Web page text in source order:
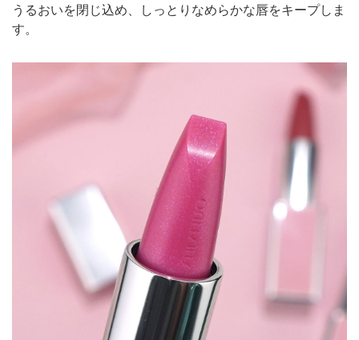
うるおいを閉じ込め、しっとりなめらかな唇をキープしま
す。